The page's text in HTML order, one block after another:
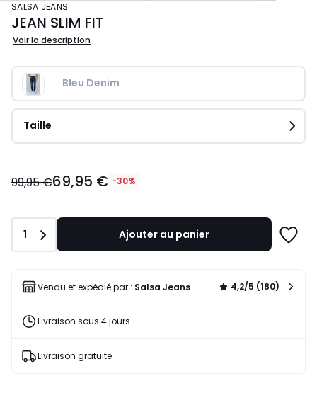
SALSA JEANS
JEAN SLIM FIT
Voir la description
Bleu Denim
Taille
€
99,95
€
de
réduction
99,95 €69,95 € -30%
Quantité
1 Ajouter au panier
liste
Vendu et expédié par : Salsa Jeans 4,2/5 (180)
Livraison sous 4 jours
Livraison gratuite